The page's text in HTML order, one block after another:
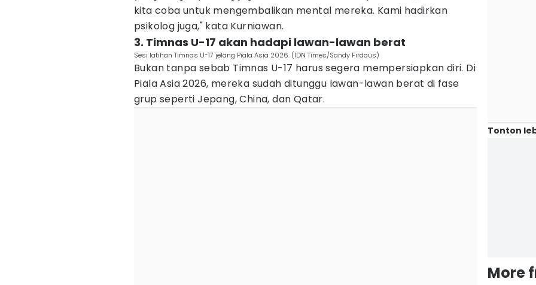
kita coba untuk mengembalikan mental mereka. Kami hadirkan
psikolog juga," kata Kurniawan.
3. Timnas U-17 akan hadapi lawan-lawan berat
Sesi latihan Timnas U-17 jelang Piala Asia 2026. (IDN Times/Sandy Firdaus)
Bukan tanpa sebab Timnas U-17 harus segera mempersiapkan diri. Di
Piala Asia 2026, mereka sudah ditunggu lawan-lawan berat di fase
grup seperti Jepang, China, dan Qatar.
Tonton
More